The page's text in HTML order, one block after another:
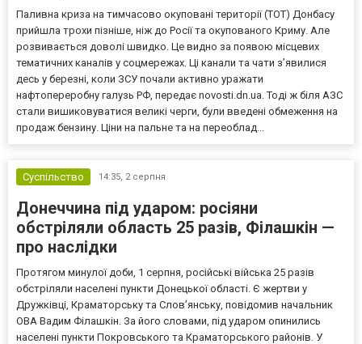
Паливна криза на тимчасово окуповані території (ТОТ) Донбасу
прийшла трохи пізніше, ніж до Росії та окупованого Криму. Але
розвивається доволі швидко. Це видно за появою місцевих
тематичних каналів у соцмережах. Ці канали та чати з’явилися
десь у березні, коли ЗСУ почали активно уражати
нафтопереробну галузь РФ, передає novosti.dn.ua. Тоді ж біля АЗС
стали вишиковуватися великі черги, були введені обмеження на
продаж бензину. Ціни на пальне та на переоблад...
Суспільство 14:35, 2 серпня
Донеччина під ударом: росіяни
обстріляли область 25 разів, Філашкін —
про наслідки
Протягом минулої доби, 1 серпня, російські війська 25 разів
обстріляли населені пункти Донецької області. Є жертви у
Дружківці, Краматорську та Слов’янську, повідомив начальник
ОВА Вадим Філашкін. За його словами, під ударом опинились
населені пункти Покровського та Краматорського районів. У